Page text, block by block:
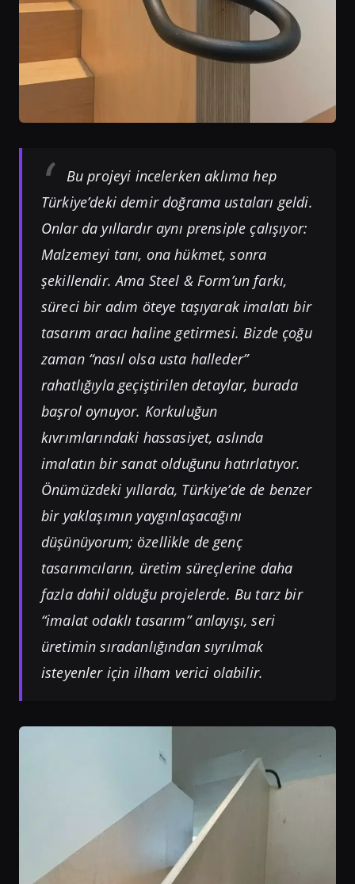
Bu projeyi incelerken aklıma hep
Türkiye’deki demir doğrama ustaları geldi.
Onlar da yıllardır aynı prensiple çalışıyor:
Malzemeyi tanı, ona hükmet, sonra
şekillendir. Ama Steel & Form’un farkı,
süreci bir adım öteye taşıyarak imalatı bir
tasarım aracı haline getirmesi. Bizde çoğu
zaman “nasıl olsa usta halleder”
rahatlığıyla geçiştirilen detaylar, burada
başrol oynuyor. Korkuluğun
kıvrımlarındaki hassasiyet, aslında
imalatın bir sanat olduğunu hatırlatıyor.
Önümüzdeki yıllarda, Türkiye’de de benzer
bir yaklaşımın yaygınlaşacağını
düşünüyorum; özellikle de genç
tasarımcıların, üretim süreçlerine daha
fazla dahil olduğu projelerde. Bu tarz bir
“imalat odaklı tasarım” anlayışı, seri
üretimin sıradanlığından sıyrılmak
isteyenler için ilham verici olabilir.